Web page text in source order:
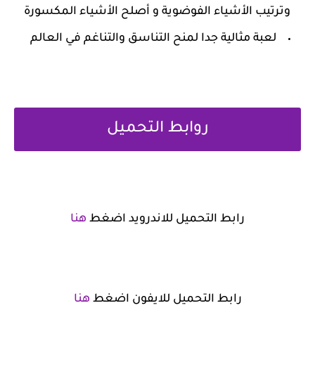
وترتيب الأشياء الفوضوية و أصلح الأشياء المكسورة
‏لعبة مثالية جدا لمنح التناسق والتناغم في العالم
روابط التحميل
رابط التحميل للاندرويد اضغط هنا
رابط التحميل للايفون اضغط هنا